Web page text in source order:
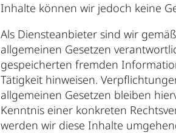
Inhalte können wir jedoch keine
Als Diensteanbieter sind wir
allgemeinen Gesetzen
gespeicherten fremden
Tätigkeit hinweisen.
allgemeinen Gesetzen bleiben
Kenntnis einer konkreten
werden wir diese Inhalte